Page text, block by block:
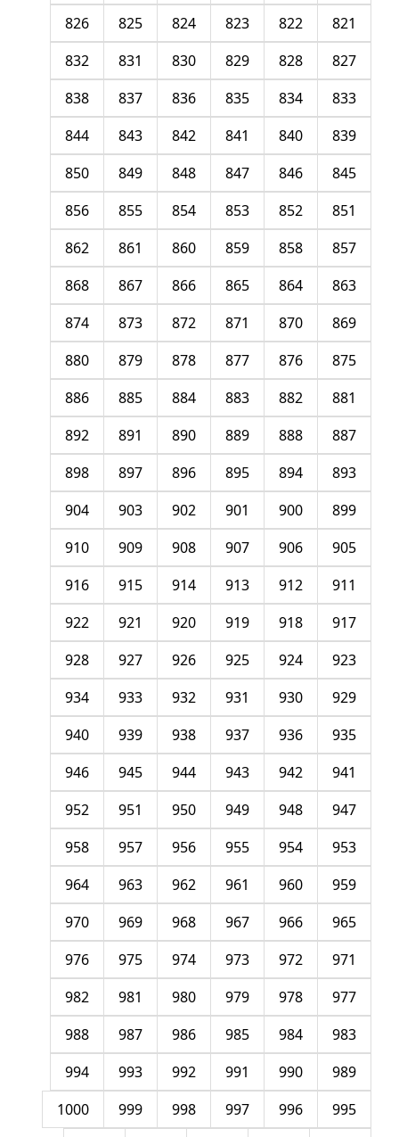
821
822
823
824
825
826
827
828
829
830
831
832
833
834
835
836
837
838
839
840
841
842
843
844
845
846
847
848
849
850
851
852
853
854
855
856
857
858
859
860
861
862
863
864
865
866
867
868
869
870
871
872
873
874
875
876
877
878
879
880
881
882
883
884
885
886
887
888
889
890
891
892
893
894
895
896
897
898
899
900
901
902
903
904
905
906
907
908
909
910
911
912
913
914
915
916
917
918
919
920
921
922
923
924
925
926
927
928
929
930
931
932
933
934
935
936
937
938
939
940
941
942
943
944
945
946
947
948
949
950
951
952
953
954
955
956
957
958
959
960
961
962
963
964
965
966
967
968
969
970
971
972
973
974
975
976
977
978
979
980
981
982
983
984
985
986
987
988
989
990
991
992
993
994
995
996
997
998
999
1000